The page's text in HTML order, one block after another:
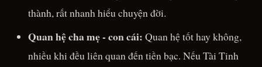
thành, rất nhanh hiểu chuyện đời.
Quan hệ cha mẹ - con cái: Quan hệ tốt hay không,
nhiều khi đều liên quan đến tiền bạc. Nếu Tài Tinh